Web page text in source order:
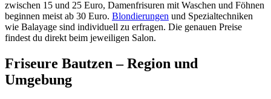
zwischen 15 und 25 Euro, Damenfrisuren mit Waschen und Föhnen
beginnen meist ab 30 Euro. Blondierungen und Spezialtechniken
wie Balayage sind individuell zu erfragen. Die genauen Preise
findest du direkt beim jeweiligen Salon.
Friseure Bautzen – Region und
Umgebung